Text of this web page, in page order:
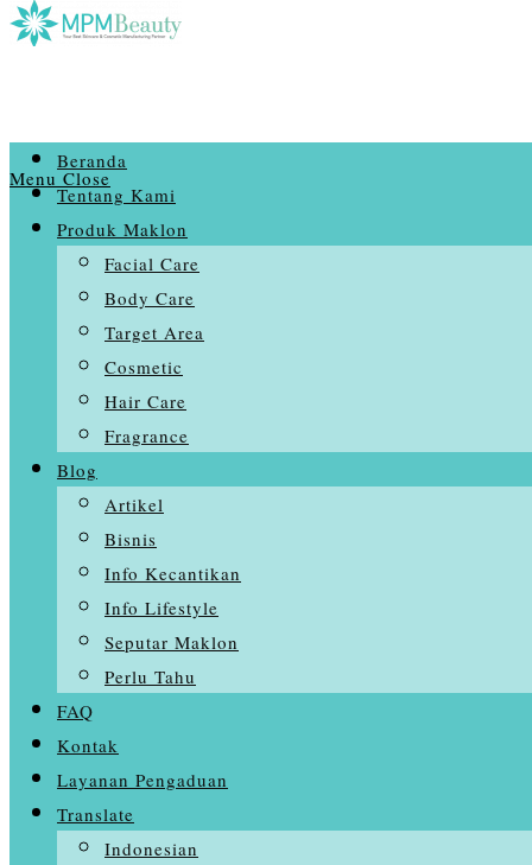
Menu Close
Beranda
Tentang Kami
Produk Maklon
Facial Care
Body Care
Target Area
Cosmetic
Hair Care
Fragrance
Blog
Artikel
Bisnis
Info Kecantikan
Info Lifestyle
Seputar Maklon
Perlu Tahu
FAQ
Kontak
Layanan Pengaduan
Translate
Indonesian